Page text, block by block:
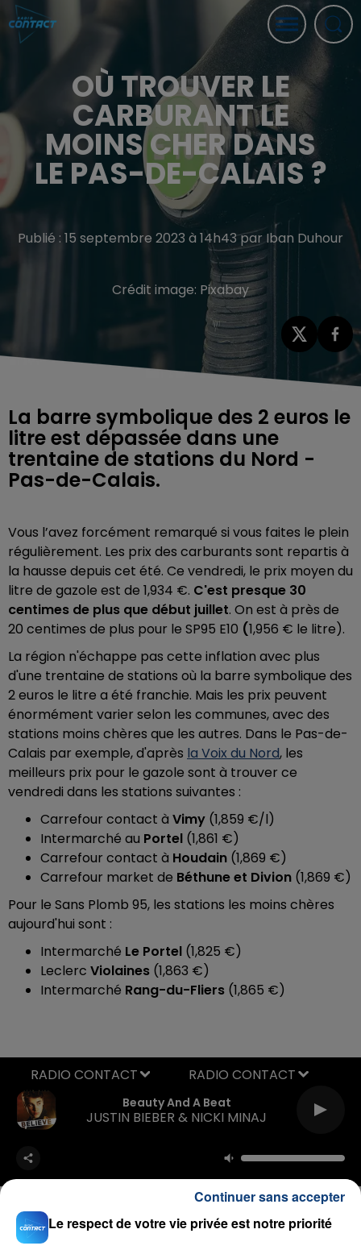
OÙ TROUVER LE
CARBURANT LE
MOINS CHER DANS
LE PAS-DE-CALAIS ?
Publié : 15 septembre 2023 à 14h43 par Iban Duhour
Crédit image: Pixabay
La barre symbolique des 2 euros le
litre est dépassée dans une
trentaine de stations du Nord -
Pas-de-Calais.
Vous l’avez forcément remarqué si vous faites le plein
régulièrement. Les prix des carburants sont repartis à
la hausse depuis cet été. Ce vendredi, le prix moyen du
litre de gazole est de 1,934 €. C'est presque 30
centimes de plus que début juillet. On est à près de
20 centimes de plus pour le SP95 E10 (1,956 € le litre).
La région n'échappe pas cette inflation avec plus
d'une trentaine de stations où la barre symbolique des
2 euros le litre a été franchie. Mais les prix peuvent
énormément varier selon les communes, avec des
stations moins chères que les autres. Dans le Pas-de-
Calais par exemple, d'après la Voix du Nord, les
meilleurs prix pour le gazole sont à trouver ce
vendredi dans les stations suivantes :
Carrefour contact à Vimy (1,859 €/l)
Intermarché au Portel (1,861 €)
Carrefour contact à Houdain (1,869 €)
Carrefour market de Béthune et Divion (1,869 €)
Pour le Sans Plomb 95, les stations les moins chères
aujourd'hui sont :
Intermarché Le Portel (1,825 €)
Leclerc Violaines (1,863 €)
Intermarché Rang-du-Fliers (1,865 €)
Beauty And A Beat
JUSTIN BIEBER & NICKI MINAJ
RADIO CONTACT
Le respect de votre vie privée est notre priorité
Continuer sans accepter